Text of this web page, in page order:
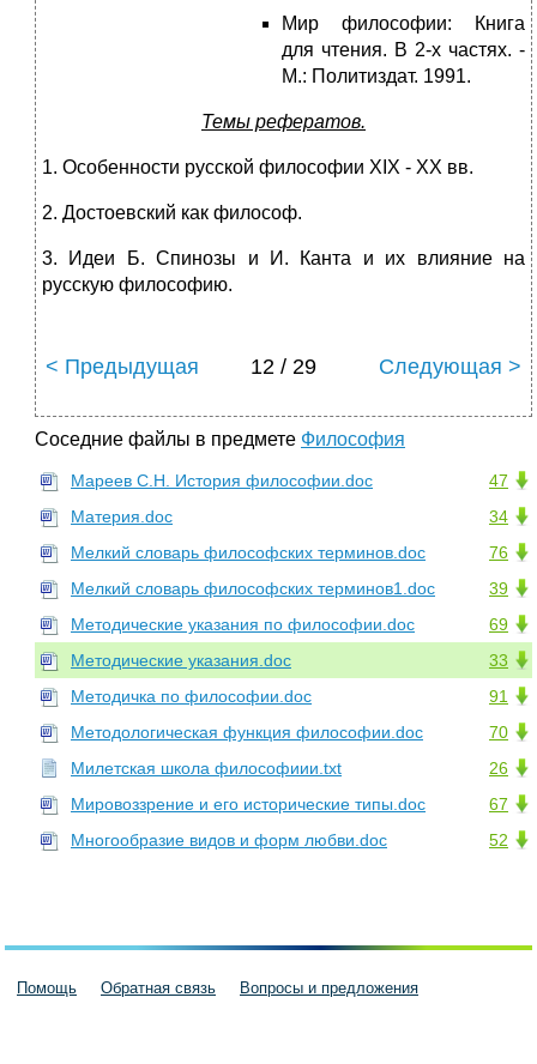
Мир философии: Книга
для чтения. В 2-х частях. -
М.: Политиздат. 1991.
Темы рефератов.
1. Особенности русской философии XIX - XX вв.
2. Достоевский как философ.
3. Идеи Б. Спинозы и И. Канта и их влияние на
русскую философию.
< Предыдущая 12 / 29 Следующая >
Соседние файлы в предмете Философия
47
Мареев С.Н. История философии.doc
34
Материя.doc
76
Мелкий словарь философских терминов.doc
39
Мелкий словарь философских терминов1.doc
69
Методические указания по философии.doc
33
Методические указания.doc
91
Методичка по философии.doc
70
Методологическая функция философии.doc
26
Милетская школа философиии.txt
67
Мировоззрение и его исторические типы.doc
52
Многообразие видов и форм любви.doc
Помощь Обратная связь Вопросы и предложения